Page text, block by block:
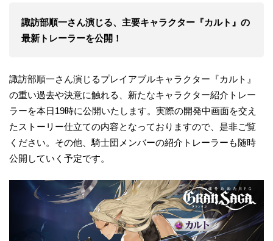
諏訪部順一さん演じる、主要キャラクター『カルト』の
最新トレーラーを公開！
諏訪部順一さん演じるプレイアブルキャラクター『カルト』
の重い過去や決意に触れる、新たなキャラクター紹介トレー
ラーを本日19時に公開いたします。実際の開発中画面を交え
たストーリー仕立ての内容となっておりますので、是非ご覧
ください。その他、騎士団メンバーの紹介トレーラーも随時
公開していく予定です。